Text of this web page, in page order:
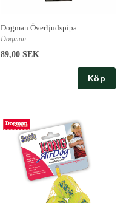
Dogman Överljudspipa
Dogman
89,00 SEK
Köp